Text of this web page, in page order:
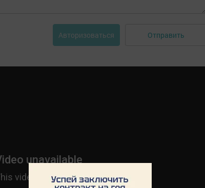
Авторизоваться Отправить